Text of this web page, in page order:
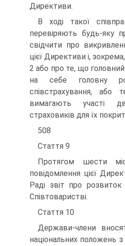
Директиви.
В ході такої
перевіряють будь-яку
свідчити про
цієї Директиви і,
2 або про те, що
на себе головну
співстрахування,
вимагають участі
страховиків для їх
508
Стаття 9
Протягом шести
повідомлення цієї
Раді звіт про розвиток
Співтоваристві.
Стаття 10
Держави-члени
національних положень